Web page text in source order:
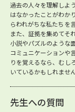
過去の人々を理解しよ
はなかったことがわか
らわれがちな私たちを
また、証拠を集めてそ
小説やパズルのような
コミュニケーションや
りを覚えるなら、むし
いているかもしれません
先生への質問